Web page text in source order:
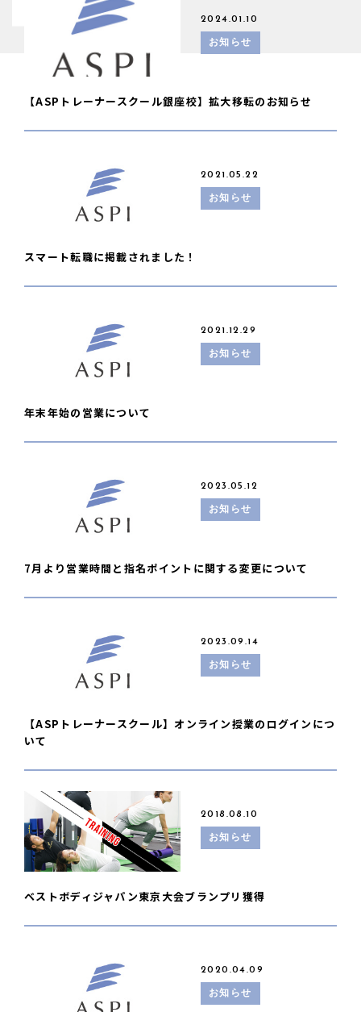
2024.01.10
お知らせ
【ASPトレーナースクール銀座校】拡大移転のお知らせ
2021.05.22
お知らせ
スマート転職に掲載されました！
2021.12.29
お知らせ
年末年始の営業について
2023.05.12
お知らせ
7月より営業時間と指名ポイントに関する変更について
2023.09.14
お知らせ
【ASPトレーナースクール】オンライン授業のログインにつ
いて
2018.08.10
お知らせ
ベストボディジャパン東京大会ブランプリ獲得
2020.04.09
お知らせ